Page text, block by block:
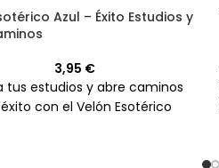
Azul – Éxito Estudios y
3,95 €
tus estudios y abre caminos
con el Velón Esotérico